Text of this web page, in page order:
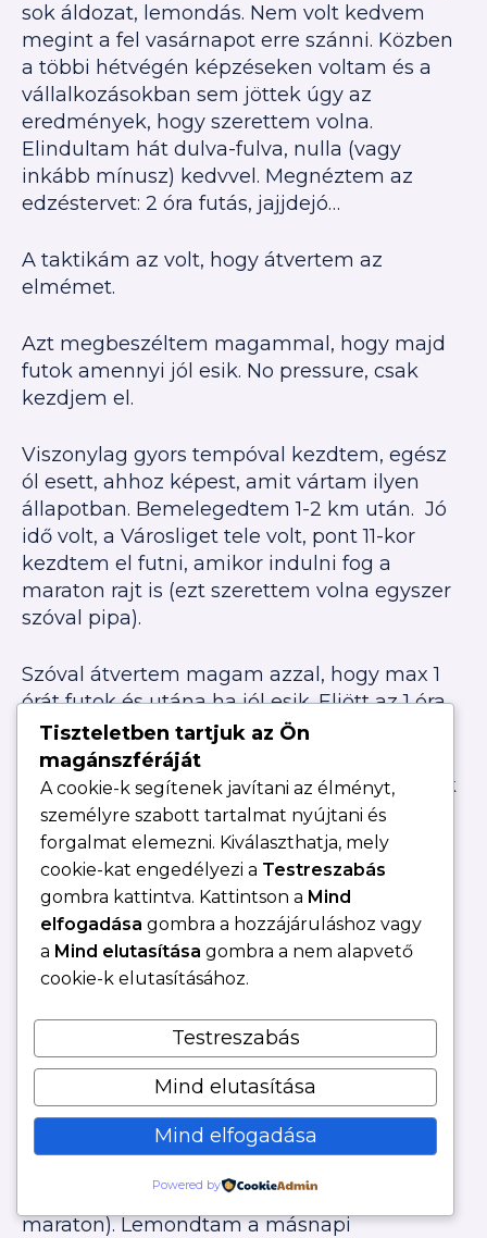
sok áldozat, lemondás. Nem volt kedvem
megint a fel vasárnapot erre szánni. Közben
a többi hétvégén képzéseken voltam és a
vállalkozásokban sem jöttek úgy az
eredmények, hogy szerettem volna.
Elindultam hát dulva-fulva, nulla (vagy
inkább mínusz) kedvvel. Megnéztem az
edzéstervet: 2 óra futás, jajjdejó…
A taktikám az volt, hogy átvertem az
elmémet.
Azt megbeszéltem magammal, hogy majd
futok amennyi jól esik. No pressure, csak
kezdjem el.
Viszonylag gyors tempóval kezdtem, egész
ól esett, ahhoz képest, amit vártam ilyen
állapotban. Bemelegedtem 1-2 km után. Jó
idő volt, a Városliget tele volt, pont 11-kor
kezdtem el futni, amikor indulni fog a
maraton rajt is (ezt szerettem volna egyszer
szóval pipa).
Szóval átvertem magam azzal, hogy max 1
órát futok és utána ha jól esik. Eljött az 1 óra,
bemelegedtem, sőőt, szárnyaltam, jólesett.
Gondoltam magamban: “Na, akkor menjünk
még!” És repültek a kilométerek.A tempóm
fél perccel jobb volt, mint amivel szoktam
futni a hosszú távokat.Korábban rájöttem
már, hogy jobban esik ez a tempó, így
szerettem volna lefutni 2 órát, hogy lássam
milyen és meddig bírom.Szóval ez a futás
nagyon jól esett végül, teszteltem egy
jó ötlet a maraton előtt.
Én intuitívan működöm.
A futás után nem pihentem, pörgettem az
kidőltem, hőemelkedésem volt (szombaton
maraton).Lemondtam a másnapi
Tiszteletben tartjuk az Ön
magánszféráját
A cookie-k segítenek javítani az élményt,
személyre szabott tartalmat nyújtani és
forgalmat elemezni. Kiválaszthatja, mely
cookie-kat engedélyezi a Testreszabás
gombra kattintva. Kattintson a Mind
elfogadása gombra a hozzájáruláshoz vagy
a Mind elutasítása gombra a nem alapvető
cookie-k elutasításához.
Testreszabás
Mind elutasítása
Mind elfogadása
Powered by